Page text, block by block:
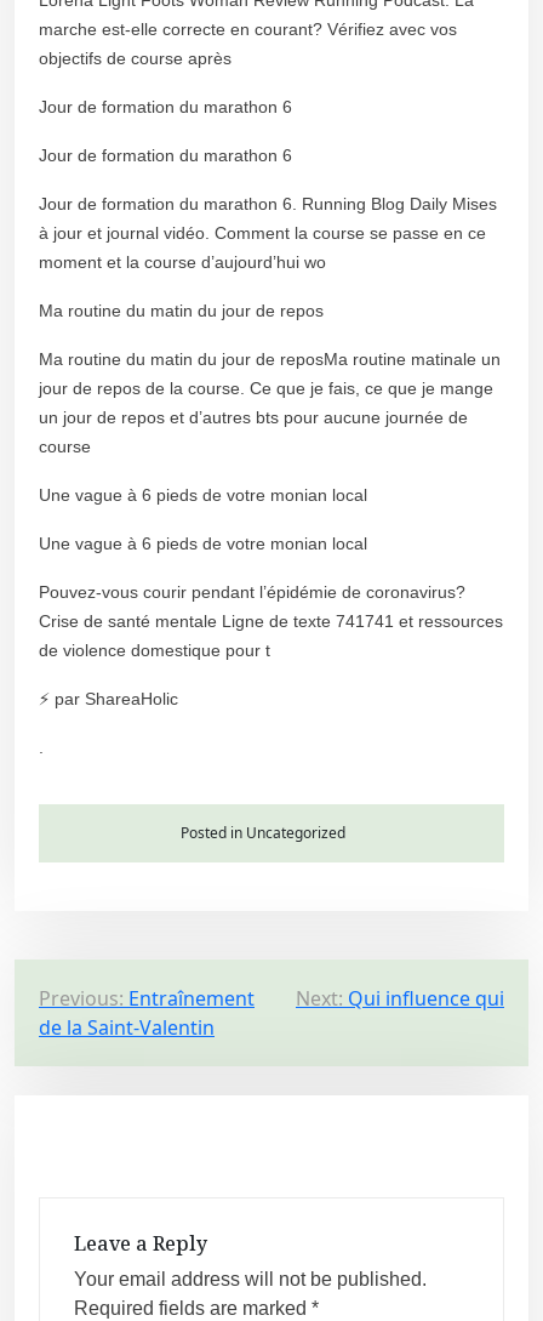
marche est-elle correcte en courant? Vérifiez avec vos
objectifs de course après
Jour de formation du marathon 6
Jour de formation du marathon 6
Jour de formation du marathon 6. Running Blog Daily Mises
à jour et journal vidéo. Comment la course se passe en ce
moment et la course d’aujourd’hui wo
Ma routine du matin du jour de repos
Ma routine du matin du jour de reposMa routine matinale un
jour de repos de la course. Ce que je fais, ce que je mange
un jour de repos et d’autres bts pour aucune journée de
course
Une vague à 6 pieds de votre monian local
Une vague à 6 pieds de votre monian local
Pouvez-vous courir pendant l’épidémie de coronavirus?
Crise de santé mentale Ligne de texte 741741 et ressources
de violence domestique pour t
⚡ par ShareaHolic
Posted in Uncategorized
P
o
s
Previous: Entraînement
de la Saint-Valentin
Next: Qui influence qui
Leave a Reply
Your email address will not be published.
Required fields are marked *